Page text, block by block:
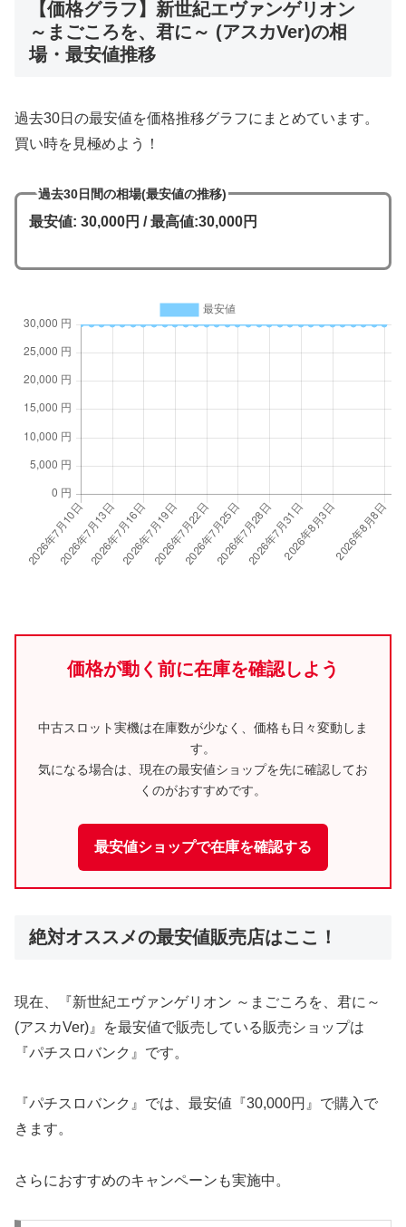
【価格グラフ】新世紀エヴァンゲリオン
～まごころを、君に～ (アスカVer)の相
場・最安値推移
過去30日の最安値を価格推移グラフにまとめています。
買い時を見極めよう！
過去30日間の相場(最安値の推移)
最安値: 30,000円 / 最高値:30,000円
価格が動く前に在庫を確認しよう
中古スロット実機は在庫数が少なく、価格も日々変動しま
す。
気になる場合は、現在の最安値ショップを先に確認してお
くのがおすすめです。
最安値ショップで在庫を確認する
絶対オススメの最安値販売店はここ！
現在、『新世紀エヴァンゲリオン ～まごころを、君に～
(アスカVer)』を最安値で販売している販売ショップは
『パチスロバンク』です。
『パチスロバンク』では、最安値『30,000円』で購入で
きます。
さらにおすすめのキャンペーンも実施中。